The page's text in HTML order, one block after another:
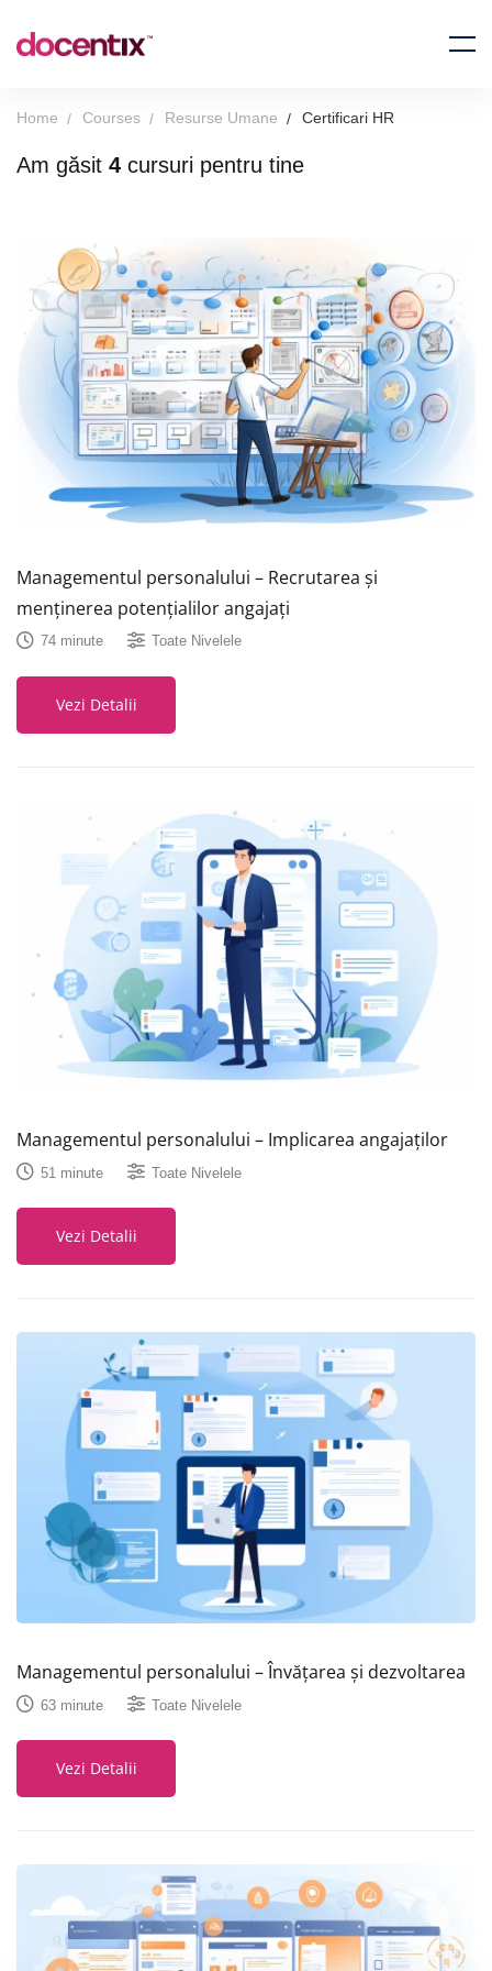
Home Courses Resurse Umane Certificari HR
Am găsit 4 cursuri pentru tine
Managementul personalului – Recrutarea și
menținerea potențialilor angajați
74 minute Toate Nivelele
Vezi Detalii
Managementul personalului – Implicarea angajaților
51 minute Toate Nivelele
Vezi Detalii
Managementul personalului – Învățarea și dezvoltarea
63 minute Toate Nivelele
Vezi Detalii